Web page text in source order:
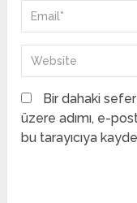
Bir dahaki
üzere adımı, e-
bu tarayıcıya